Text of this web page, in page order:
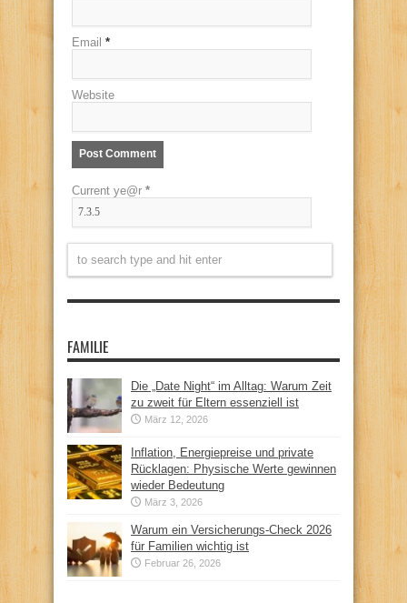
Email *
Website
Current ye@r *
FAMILIE
Die „Date Night“ im Alltag: Warum Zeit
zu zweit für Eltern essenziell ist
März 12, 2026
Inflation, Energiepreise und private
Rücklagen: Physische Werte gewinnen
wieder Bedeutung
März 3, 2026
Warum ein Versicherungs-Check 2026
für Familien wichtig ist
Februar 26, 2026